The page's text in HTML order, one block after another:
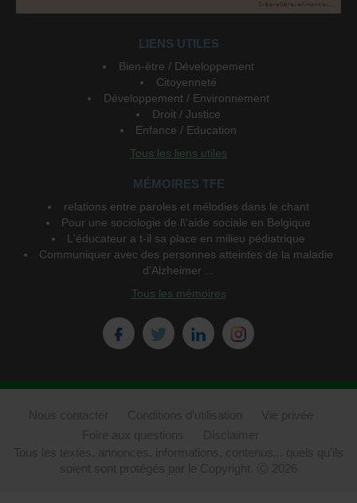
LIENS UTILES
Bien-être / Développement
Citoyenneté
Développement / Environnement
Droit / Justice
Enfance / Education
Tous les liens utiles
MÉMOIRES TFE
relations entre paroles et mélodies dans le chant
Pour une sociologie de l\'aide sociale en Belgique
L'éducateur a t-il sa place en milieu pédiatrique
Communiquer avec des personnes atteintes de la maladie
d'Alzheimer ...
Tous les mémoires